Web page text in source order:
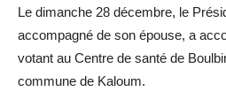
Le dimanche 28 décembre, le
accompagné de son épouse, a
votant au Centre de santé de
commune de Kaloum.